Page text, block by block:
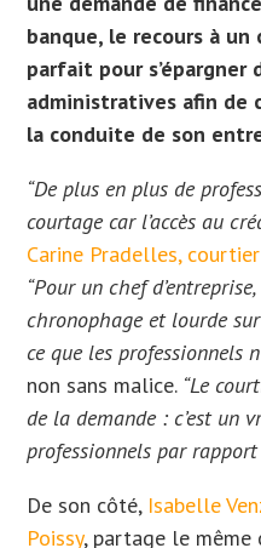
banque, le recours à
parfait pour s’épargner
administratives afin
la conduite de son
“De plus en plus de
courtage car l’accès au
Carine Pradelles,
“Pour un chef
chronophage et lourde
ce que les professionnels
non sans malice. “Le
de la demande : c’est un
professionnels par
De son côté, Isabelle
Poissy, partage le même